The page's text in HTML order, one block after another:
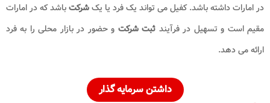
در امارات داشته باشد. کفیل می تواند یک فرد یا یکشرکتباشد که در امارات
مقیم است و تسهیل در فرآیند ثبت شرکت و حضور در بازار محلی را به فرد
ارائه می دهد.
داشتن سرمایه گذار